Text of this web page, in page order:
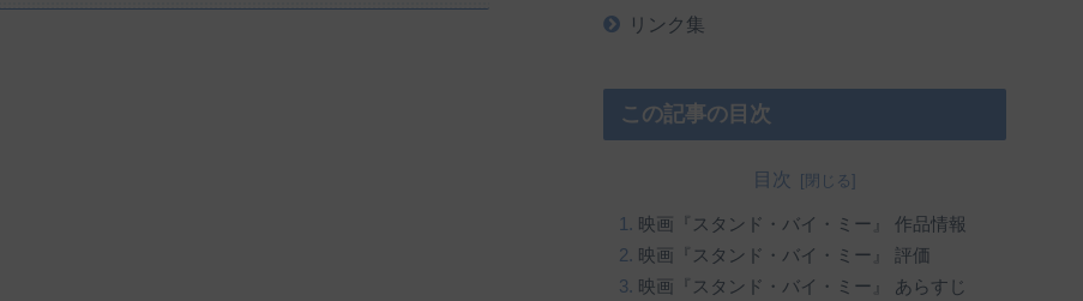
リンク集
この記事の目次
目次
映画『スタンド・バイ・ミー』 作品情報
映画『スタンド・バイ・ミー』 評価
映画『スタンド・バイ・ミー』 あらすじ